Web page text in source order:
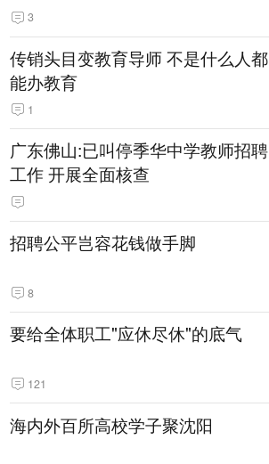
3
传销头目变教育导师 不是什么人都
能办教育
1
广东佛山:已叫停季华中学教师招聘
工作 开展全面核查
招聘公平岂容花钱做手脚
8
要给全体职工"应休尽休"的底气
121
海内外百所高校学子聚沈阳